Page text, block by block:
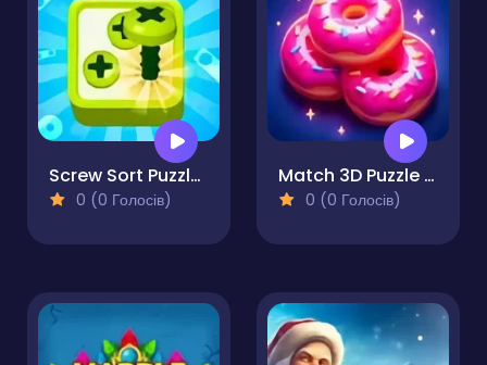
Screw Sort Puzzle Pin Jam 3D
0 (0 Голосів)
Match 3D Puzzle Saga
0 (0 Голосів)